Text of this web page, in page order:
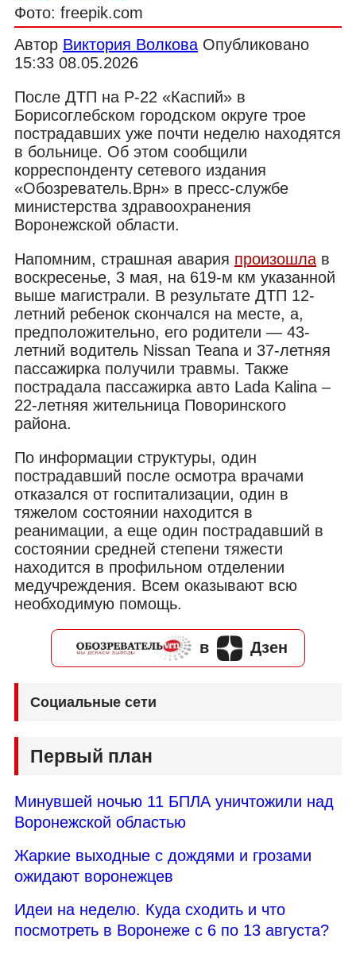
Фото: freepik.com
Автор Виктория Волкова Опубликовано
15:33 08.05.2026
После ДТП на Р-22 «Каспий» в
Борисоглебском городском округе трое
пострадавших уже почти неделю находятся
в больнице. Об этом сообщили
корреспонденту сетевого издания
«Обозреватель.Врн» в пресс-службе
министерства здравоохранения
Воронежской области.
Напомним, страшная авария произошла в
воскресенье, 3 мая, на 619-м км указанной
выше магистрали. В результате ДТП 12-
летний ребенок скончался на месте, а,
предположительно, его родители — 43-
летний водитель Nissan Teana и 37-летняя
пассажирка получили травмы. Также
пострадала пассажирка авто Lada Kalina –
22-летняя жительница Поворинского
района.
По информации структуры, один
пострадавший после осмотра врачами
отказался от госпитализации, один в
тяжелом состоянии находится в
реанимации, а еще один пострадавший в
состоянии средней степени тяжести
находится в профильном отделении
медучреждения. Всем оказывают всю
необходимую помощь.
в Дзен
Социальные сети
Первый план
Минувшей ночью 11 БПЛА уничтожили над
Воронежской областью
Жаркие выходные с дождями и грозами
ожидают воронежцев
Идеи на неделю. Куда сходить и что
посмотреть в Воронеже с 6 по 13 августа?